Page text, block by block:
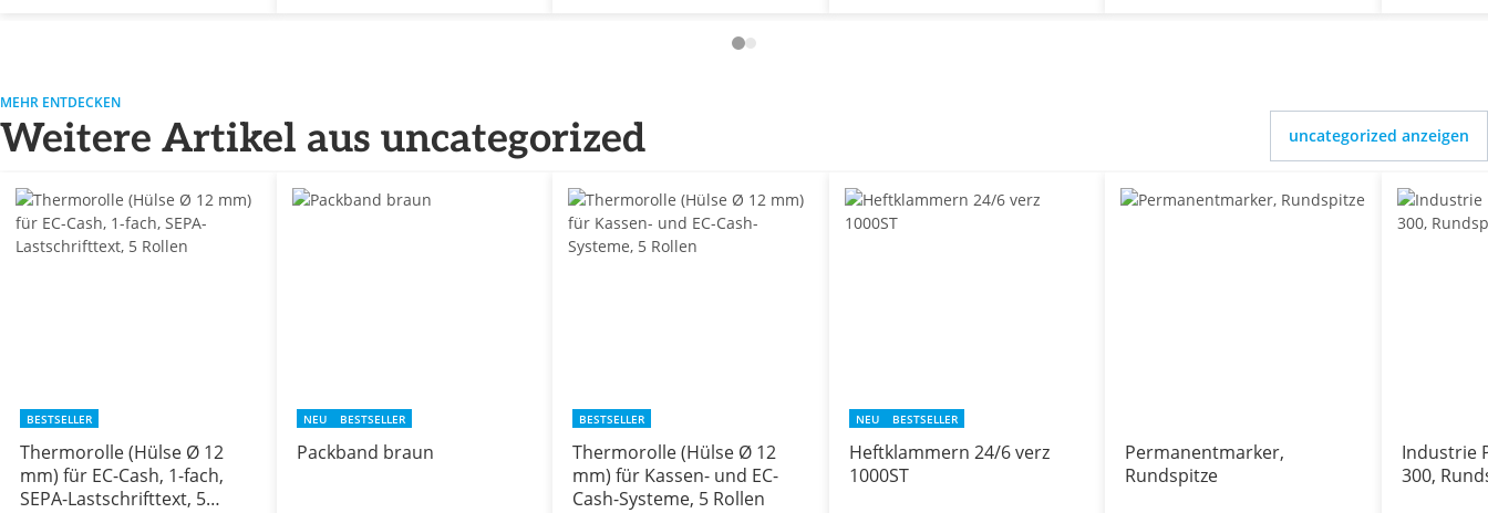
MEHR ENTDECKEN
Weitere Artikel aus uncategorized uncategorized anzeigen
BESTSELLER
Thermorolle (Hülse Ø 12
mm) für EC-Cash, 1-fach,
SEPA-Lastschrifttext, 5
NEU BESTSELLER
Packband braun
BESTSELLER
Thermorolle (Hülse Ø 12
mm) für Kassen- und EC-
Cash-Systeme, 5 Rollen
NEU BESTSELLER
Heftklammern 24/6 verz
1000ST
Permanentmarker,
Rundspitze
Industrie
300,